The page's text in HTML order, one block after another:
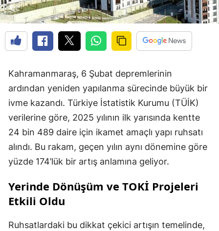
Kahramanmaraş, 6 Şubat depremlerinin
ardından yeniden yapılanma sürecinde büyük bir
ivme kazandı. Türkiye İstatistik Kurumu (TÜİK)
verilerine göre, 2025 yılının ilk yarısında kentte
24 bin 489 daire için ikamet amaçlı yapı ruhsatı
alındı. Bu rakam, geçen yılın aynı dönemine göre
yüzde 174’lük bir artış anlamına geliyor.
Yerinde Dönüşüm ve TOKİ Projeleri
Etkili Oldu
Ruhsatlardaki bu dikkat çekici artışın temelinde,